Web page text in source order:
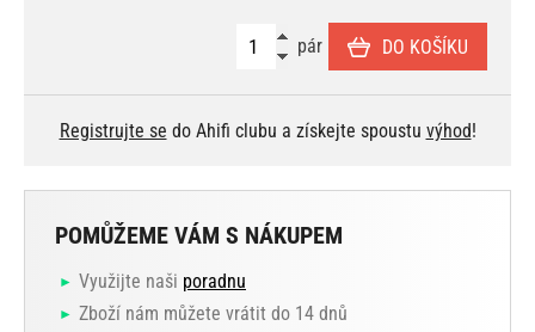
pár DO KOŠÍKU
Registrujte se do Ahifi clubu a získejte spoustu výhod!
POMŮŽEME VÁM S NÁKUPEM
Využijte naši poradnu
Zboží nám můžete vrátit do 14 dnů